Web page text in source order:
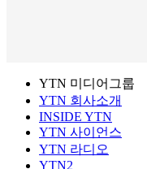
YTN 미디어그룹
YTN 회사소개
INSIDE YTN
YTN 사이언스
YTN 라디오
YTN2